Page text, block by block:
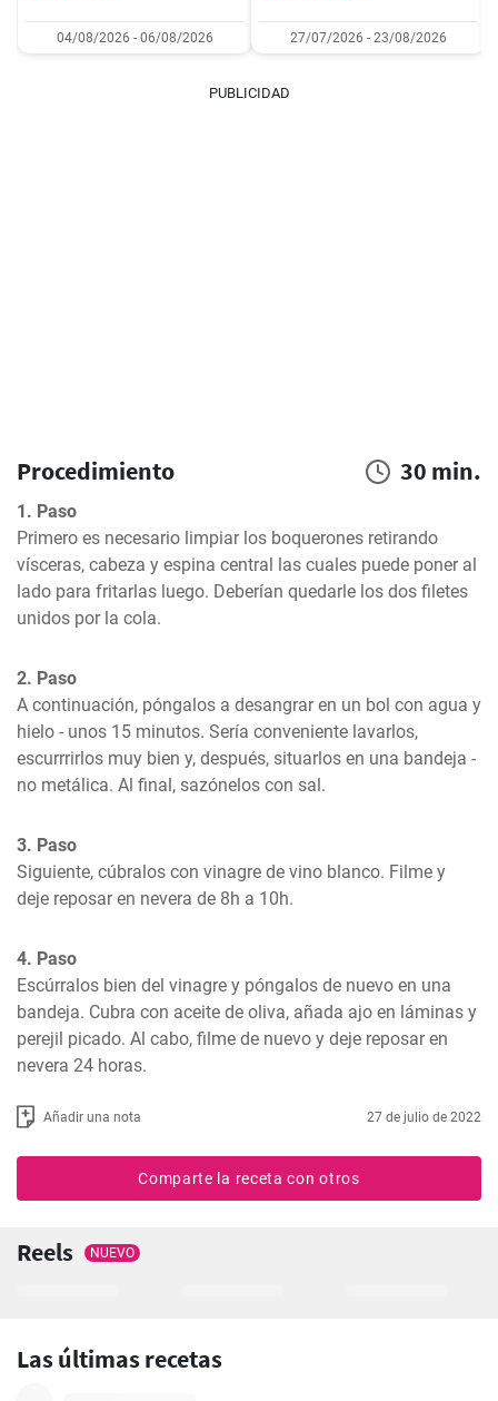
04/08/2026 - 06/08/2026 27/07/2026 - 23/08/2026
PUBLICIDAD
Procedimiento 30 min.
1. Paso
Primero es necesario limpiar los boquerones retirando
vísceras, cabeza y espina central las cuales puede poner al
lado para fritarlas luego. Deberían quedarle los dos filetes
unidos por la cola.
2. Paso
A continuación, póngalos a desangrar en un bol con agua y
hielo - unos 15 minutos. Sería conveniente lavarlos,
escurrrirlos muy bien y, después, situarlos en una bandeja -
no metálica. Al final, sazónelos con sal.
3. Paso
Siguiente, cúbralos con vinagre de vino blanco. Filme y
deje reposar en nevera de 8h a 10h.
4. Paso
Escúrralos bien del vinagre y póngalos de nuevo en una
bandeja. Cubra con aceite de oliva, añada ajo en láminas y
perejil picado. Al cabo, filme de nuevo y deje reposar en
nevera 24 horas.
Añadir una nota 27 de julio de 2022
Comparte la receta con otros
Reels NUEVO
Las últimas recetas